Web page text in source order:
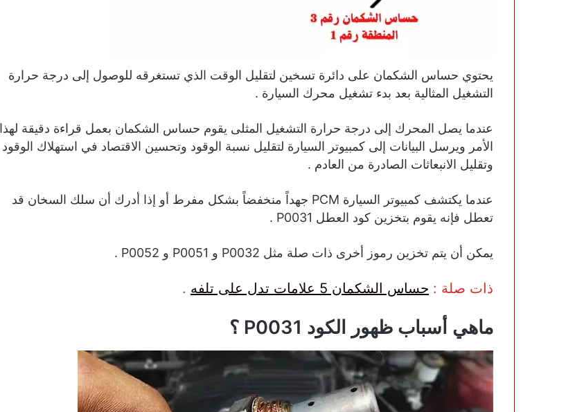
يحتوي حساس الشكمان على دائرة تسخين لتقليل الوقت الذي تستغرقه للوصول إلى درجة حرارة
التشغيل المثالية بعد بدء تشغيل محرك السيارة .
عندما يصل المحرك إلى درجة حرارة التشغيل المثلى يقوم حساس الشكمان بعمل قراءة دقيقة لهذا
الأمر ويرسل البيانات إلى كمبيوتر السيارة لتقليل نسبة الوقود وتحسين الاقتصاد في استهلاك الوقود
وتقليل الانبعاثات الصادرة من العادم .
عندما يكتشف كمبيوتر السيارة PCM جهداً منخفضاً بشكل مفرط أو إذا أدرك أن سلك السخان قد
تعطل فإنه يقوم بتخزين كود العطل P0031 .
يمكن أن يتم تخزين رموز أخرى ذات صلة مثل P0032 و P0051 و P0052 .
ذات صلة : حساس الشكمان 5 علامات تدل على تلفه .
ماهي أسباب ظهور الكود P0031 ؟